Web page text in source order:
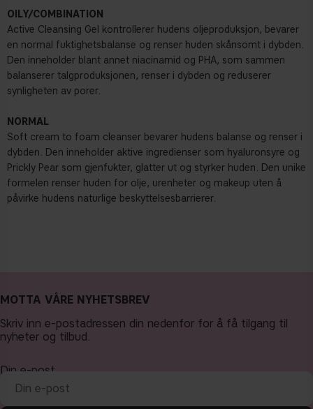
OILY/COMBINATION
Active Cleansing Gel kontrollerer hudens oljeproduksjon, bevarer
en normal fuktighetsbalanse og renser huden skånsomt i dybden.
Den inneholder blant annet niacinamid og PHA, som sammen
balanserer talgproduksjonen, renser i dybden og reduserer
synligheten av porer.
NORMAL
Soft cream to foam cleanser bevarer hudens balanse og renser i
dybden. Den inneholder aktive ingredienser som hyaluronsyre og
Prickly Pear som gjenfukter, glatter ut og styrker huden. Den unike
formelen renser huden for olje, urenheter og makeup uten å
påvirke hudens naturlige beskyttelsesbarrierer.
MOTTA VÅRE NYHETSBREV
Skriv inn e-postadressen din nedenfor for å få tilgang til
nyheter og tilbud.
Din e-post